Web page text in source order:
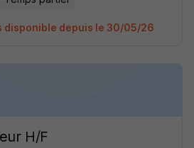
disponible depuis le 30/05/26
H/F